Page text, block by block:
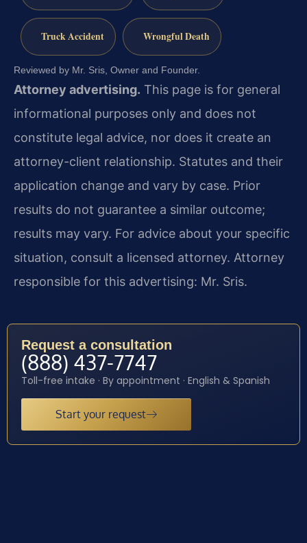
Truck Accident Wrongful Death
Reviewed by Mr. Sris, Owner and Founder.
Attorney advertising. This page is for general
informational purposes only and does not
constitute legal advice, nor does it create an
attorney-client relationship. Statutes and their
application change and vary by case. Prior
results do not guarantee a similar outcome;
results may vary. For advice about your specific
situation, consult a licensed attorney. Attorney
responsible for this advertising: Mr. Sris.
Request a consultation
(888) 437-7747
Toll-free intake · By appointment · English & Spanish
Start your request